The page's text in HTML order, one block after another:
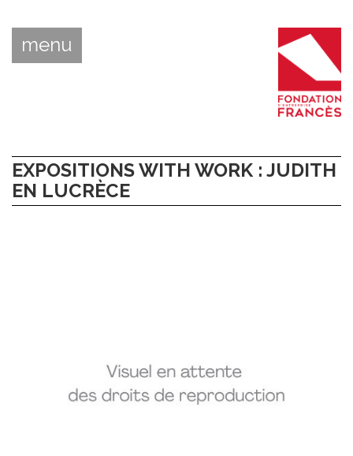
menu
EXPOSITIONS WITH WORK : JUDITH
EN LUCRÈCE